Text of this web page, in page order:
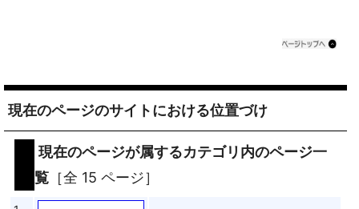
現在のページのサイトにおける位置づけ
現在のページが属するカテゴリ内のページ一
覧 ［全 15 ページ］